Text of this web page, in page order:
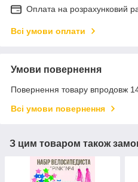
Оплата на розрахунковий
Всі умови оплати
Умови повернення
Повернення товару впродовж
Всі умови повернення
З цим товаром також